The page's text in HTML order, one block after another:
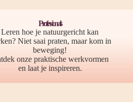
Professionals
Leren hoe je natuurgericht kan
Niet saai praten, maar kom in
beweging!
onze praktische werkvormen
en laat je inspireren.